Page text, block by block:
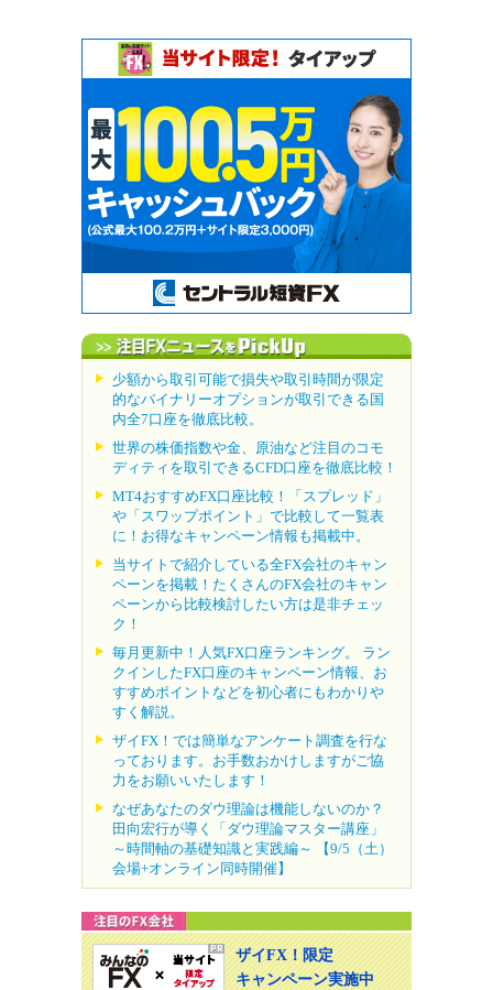
少額から取引可能で損失や取引時間が限定
的なバイナリーオプションが取引できる国
内全7口座を徹底比較。
世界の株価指数や金、原油など注目のコモ
ディティを取引できるCFD口座を徹底比較！
MT4おすすめFX口座比較！「スプレッド」
や「スワップポイント」で比較して一覧表
に！お得なキャンペーン情報も掲載中。
当サイトで紹介している全FX会社のキャン
ペーンを掲載！たくさんのFX会社のキャン
ペーンから比較検討したい方は是非チェッ
ク！
毎月更新中！人気FX口座ランキング。 ラン
クインしたFX口座のキャンペーン情報、お
すすめポイントなどを初心者にもわかりや
すく解説。
ザイFX！では簡単なアンケート調査を行な
っております。お手数おかけしますがご協
力をお願いいたします！
なぜあなたのダウ理論は機能しないのか？
田向宏行が導く「ダウ理論マスター講座」
～時間軸の基礎知識と実践編～ 【9/5（土）
会場+オンライン同時開催】
ザイFX！限定
キャンペーン実施中